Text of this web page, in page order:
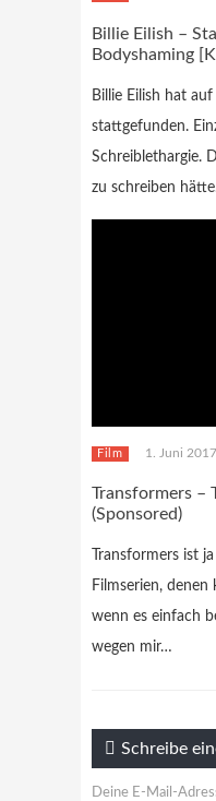
Billie Eilish –
Bodyshaming
Billie Eilish hat
stattgefunden.
Schreiblethargie.
zu schreiben
Film 1. Juni 2017
Transformers –
(Sponsored)
Transformers ist
Filmserien,
wenn es einfach
wegen mir…
Schreibe
Deine E-Mail-